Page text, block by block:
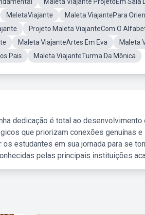
MeletaViajante Maleta ViajantePara
Projeto Maleta ViajanteCom O
Maleta ViajanteArtes Em Eva Maleta
Pais
Maleta ViajanteTurma Da Mônica
dedicação é total ao
que priorizam conexões genuínas
estudantes em sua jornada para se
pelas principais instituições